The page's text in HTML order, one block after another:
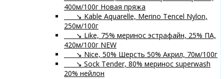
400м/100г Новая пряжа
↘ Kable Aquarelle, Merino Tencel Nylon,
250м/100г
↘ Like, 75% меринос эстрафайн, 25% ПА,
420м/100г NEW
↘ Nice, 50% Шерсть 50% Акрил, 70м/100г
↘ Sock Tender, 80% меринос superwash
20% нейлон